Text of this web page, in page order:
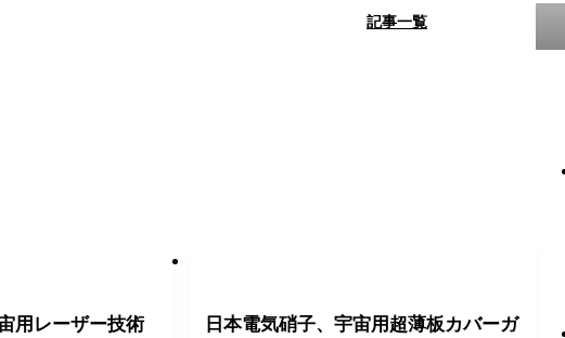
記事一覧
用レーザー技術
日本電気硝子、宇宙用超薄板カバーガ